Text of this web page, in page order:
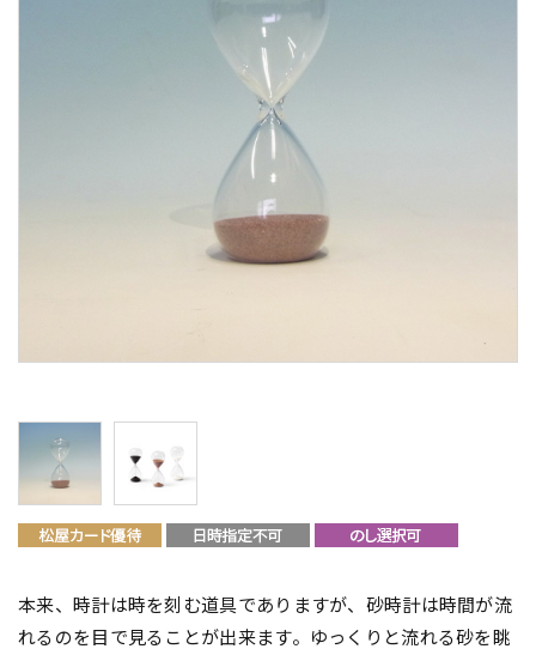
本来、時計は時を刻む道具でありますが、砂時計は時間が流
れるのを目で見ることが出来ます。ゆっくりと流れる砂を眺